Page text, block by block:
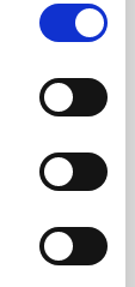
Lufthansa
DeubaXXL